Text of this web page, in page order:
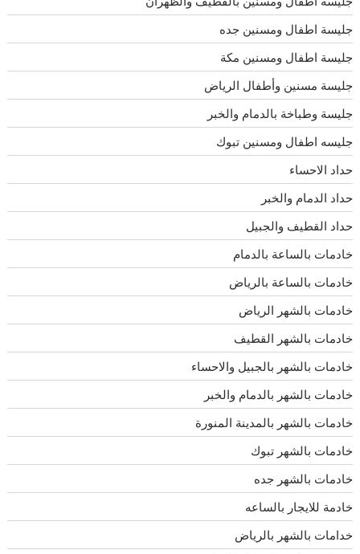
جليسة اطفال ومسنين جده
جليسة اطفال ومسنين مكة
جليسة مسنين وأطفال الرياض
جليسة وطباخة بالدمام والخبر
جليسه اطفال ومسنين تبوك
حداد الاحساء
حداد الدمام والخبر
حداد القطيف والجبيل
خادمات بالساعة بالدمام
خادمات بالساعة بالرياض
خادمات بالشهر الرياض
خادمات بالشهر القطيف
خادمات بالشهر بالجبيل والاحساء
خادمات بالشهر بالدمام والخبر
خادمات بالشهر بالمدينة المنورة
خادمات بالشهر تبوك
خادمات بالشهر جده
خادمة للايجار بالساعه
خدامات بالشهر بالرياض